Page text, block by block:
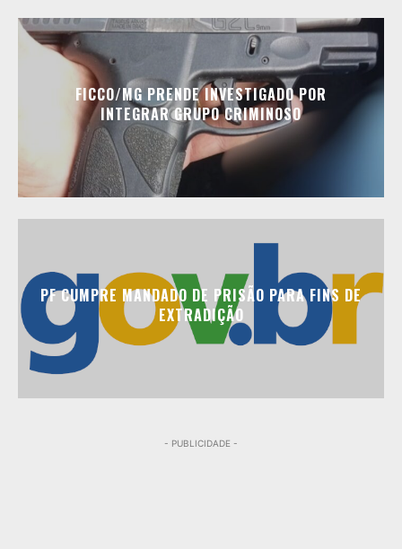
FICCO/MG PRENDE INVESTIGADO POR
INTEGRAR GRUPO CRIMINOSO
PF CUMPRE MANDADO DE PRISÃO PARA FINS DE
EXTRADIÇÃO
- PUBLICIDADE -